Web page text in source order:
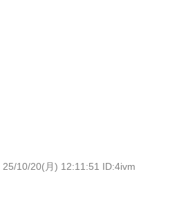
25/10/20(月) 12:11:51 ID:4ivm